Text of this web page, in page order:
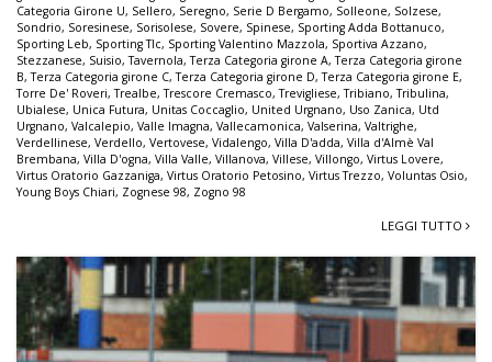
Categoria Girone U, Sellero, Seregno, Serie D Bergamo, Solleone, Solzese,
Sondrio, Soresinese, Sorisolese, Sovere, Spinese, Sporting Adda Bottanuco,
Sporting Leb, Sporting Tlc, Sporting Valentino Mazzola, Sportiva Azzano,
Stezzanese, Suisio,Tavernola,Terza Categoria girone A,Terza Categoria girone
B,Terza Categoria girone C,Terza Categoria girone D,Terza Categoria girone E,
Torre De' Roveri,Trealbe,Trescore Cremasco,Trevigliese,Tribiano,Tribulina,
Ubialese, Unica Futura, Unitas Coccaglio, United Urgnano, Uso Zanica, Utd
Urgnano, Valcalepio, Valle Imagna, Vallecamonica, Valserina, Valtrighe,
Verdellinese, Verdello, Vertovese, Vidalengo, Villa D'adda, Villa d'Almè Val
Brembana, Villa D'ogna, Villa Valle, Villanova, Villese, Villongo, Virtus Lovere,
Virtus Oratorio Gazzaniga, Virtus Oratorio Petosino, Virtus Trezzo, Voluntas Osio,
Young Boys Chiari, Zognese 98, Zogno 98
LEGGI TUTTO